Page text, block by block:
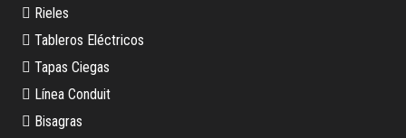
Rieles
Tableros Eléctricos
Tapas Ciegas
Línea Conduit
Bisagras